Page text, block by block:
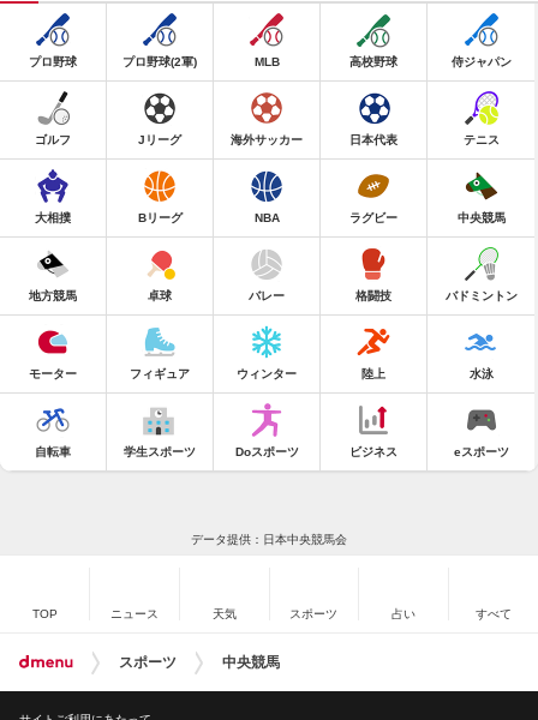
プロ野球 プロ野球(2軍) MLB 高校野球 侍ジャパン
ゴルフ Jリーグ 海外サッカー 日本代表 テニス
大相撲 Bリーグ NBA ラグビー 中央競馬
地方競馬 卓球 バレー 格闘技 バドミントン
モーター フィギュア ウィンター 陸上 水泳
自転車 学生スポーツ Doスポーツ ビジネス eスポーツ
データ提供：日本中央競馬会
TOP ニュース 天気 スポーツ 占い すべて
スポーツ 中央競馬